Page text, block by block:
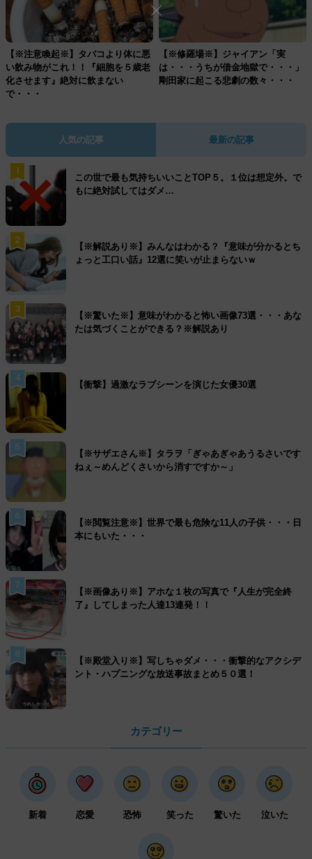
【※注意喚起※】タバコより体に悪
い飲み物がこれ！！『細胞を５歳老
化させます』絶対に飲まない
で・・・
【※修羅場※】ジャイアン「実
は・・・うちが借金地獄で・・・」
剛田家に起こる悲劇の数々・・・
人気の記事 最新の記事
1
この世で最も気持ちいいことTOP５。１位は想定外。で
もに絶対試してはダメ…
2
【※解説あり※】みんなはわかる？『意味が分かるとち
ょっと工口い話』12選に笑いが止まらないｗ
3
【※驚いた※】意味がわかると怖い画像73選・・・あな
たは気づくことができる？※解説あり
4
【衝撃】過激なラブシーンを演じた女優30選
5
【※サザエさん※】タラヲ「ぎゃあぎゃあうるさいです
ねぇ～めんどくさいから消すですか～」
6
【※閲覧注意※】世界で最も危険な11人の子供・・・日
本にもいた・・・
7
【※画像あり※】アホな１枚の写真で『人生が完全終
了』してしまった人達13連発！！
8
【※殿堂入り※】写しちゃダメ・・・衝撃的なアクシデ
ント・ハプニングな放送事故まとめ５０選！
カテゴリー
新着 恋愛 恐怖 笑った 驚いた 泣いた